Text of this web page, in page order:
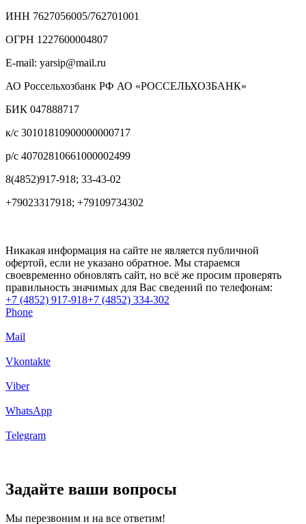
ИНН 7627056005/762701001
ОГРН 1227600004807
E-mail: yarsip@mail.ru
АО Россельхозбанк РФ АО «РОССЕЛЬХОЗБАНК»
БИК 047888717
к/с 30101810900000000717
р/с 40702810661000002499
8(4852)917-918; 33-43-02
+79023317918; +79109734302
Никакая информация на сайте не является публичной
офертой, если не указано обратное. Мы стараемся
своевременно обновлять сайт, но всё же просим проверять
правильность значимых для Вас сведений по телефонам:
+7 (4852) 917-918+7 (4852) 334-302
Phone
Mail
Vkontakte
Viber
WhatsApp
Telegram
Задайте ваши вопросы
Мы перезвоним и на все ответим!